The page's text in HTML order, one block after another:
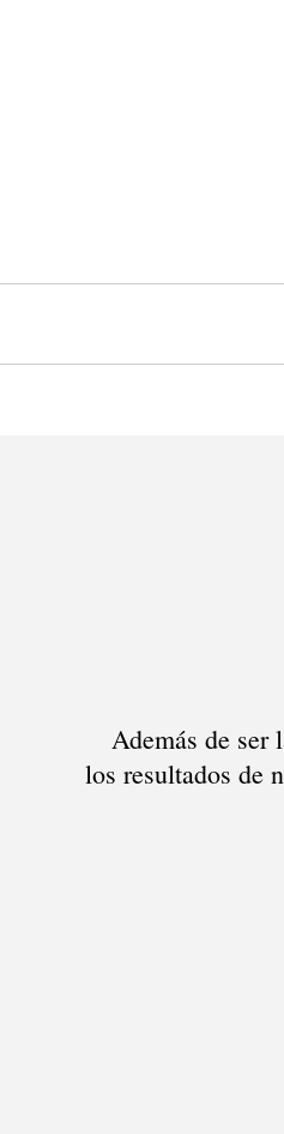
Además de ser
los resultados de